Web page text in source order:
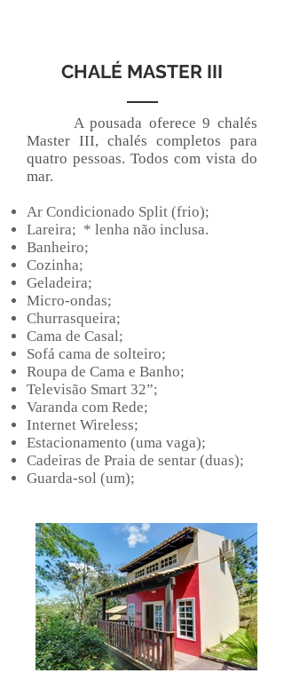
CHALÉ MASTER III
A pousada oferece 9 chalés
Master III, chalés completos para
quatro pessoas. Todos com vista do
mar.
Ar Condicionado Split (frio);
Lareira; * lenha não inclusa.
Banheiro;
Cozinha;
Geladeira;
Micro-ondas;
Churrasqueira;
Cama de Casal;
Sofá cama de solteiro;
Roupa de Cama e Banho;
Televisão Smart 32”;
Varanda com Rede;
Internet Wireless;
Estacionamento (uma vaga);
Cadeiras de Praia de sentar (duas);
Guarda-sol (um);